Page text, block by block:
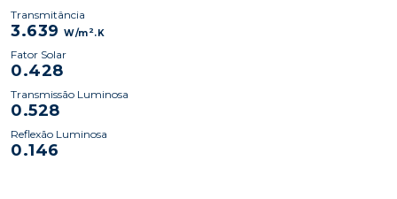
Transmitância
3.639 W/m 2.K
Fator Solar
0.428
Transmissão Luminosa
0.528
Reflexão Luminosa
0.146